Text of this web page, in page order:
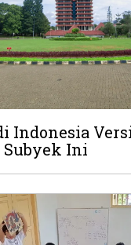
Indonesia
Ini